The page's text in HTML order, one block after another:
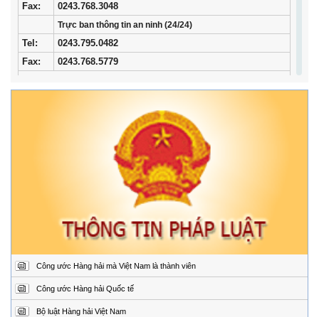
Fax:
0243.768.3048
Trực ban thông tin an ninh (24/24)
Tel:
0243.795.0482
Fax:
0243.768.5779
02253.759.508 (24/24h)
02253.759.507
Trung tâm Phối hợp tìm kiếm, cứu nạn hàng hải khu vực II
Đường Hoàng Sa, Phường Sơn Trà, thành phố Đà
02363.924.957 (24/24h)
Fax:
02363.924.956
Trung tâm Phối hợp tìm kiếm, cứu nạn hàng hải khu vực III
Địa
chỉ:
1151/45 Đường 30 tháng 4, Phường Phước Thắng,
thành phố Hồ Chí Minh.
Công ước Hàng hải mà Việt Nam là thành viên
Công ước Hàng hải Quốc tế
Bộ luật Hàng hải Việt Nam